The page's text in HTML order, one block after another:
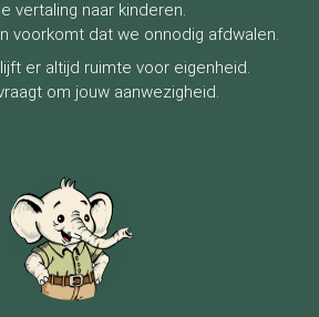
vertaling naar kinderen.
voorkomt dat we onnodig afdwalen.
er altijd ruimte voor eigenheid.
om jouw aanwezigheid.